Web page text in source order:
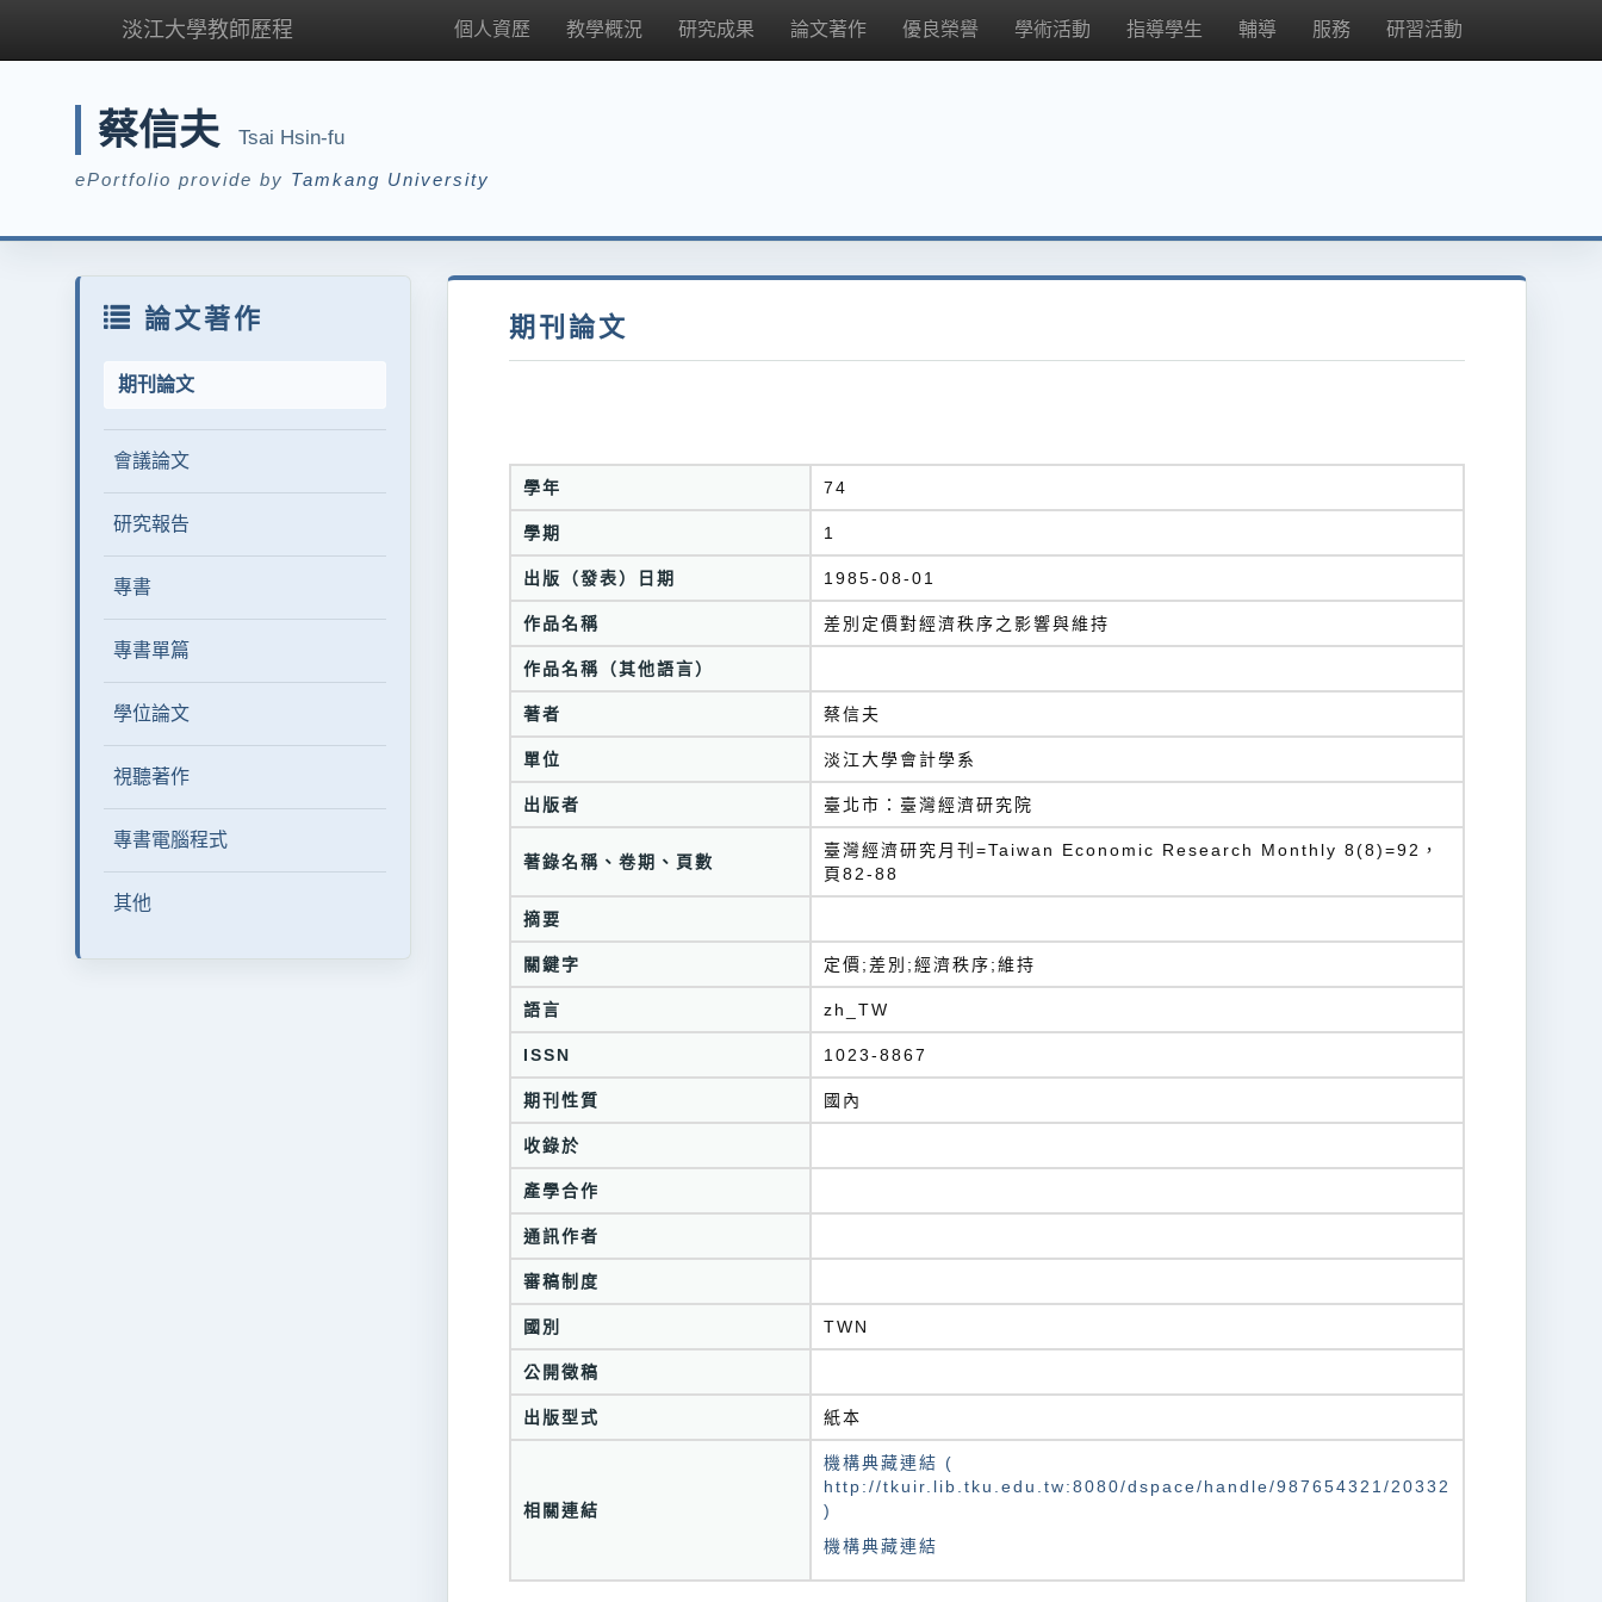
淡江大學教師歷程 個人資歷 教學概況 研究成果 論文著作 優良榮譽 學術活動 指導學生 輔導 服務 研習活動
蔡信夫 Tsai Hsin-fu
ePortfolio provide by Tamkang University
論文著作
期刊論文
會議論文
研究報告
專書
專書單篇
學位論文
視聽著作
專書電腦程式
其他
期刊論文
學年 74
學期 1
出版（發表）日期 1985-08-01
作品名稱 差別定價對經濟秩序之影響與維持
作品名稱（其他語言）
著者 蔡信夫
單位 淡江大學會計學系
出版者 臺北市：臺灣經濟研究院
著錄名稱、卷期、頁數
臺灣經濟研究月刊=Taiwan Economic Research Monthly 8(8)=92，
頁82-88
摘要
關鍵字 定價;差別;經濟秩序;維持
語言 zh_TW
ISSN 1023-8867
期刊性質 國內
收錄於
產學合作
通訊作者
審稿制度
國別 TWN
公開徵稿
出版型式 紙本
相關連結
機構典藏連結 (
http://tkuir.lib.tku.edu.tw:8080/dspace/handle/987654321/20332
)
機構典藏連結